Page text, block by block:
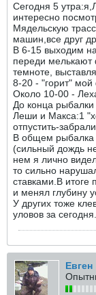
Сегодня 5
интересно
Мядельскую
машин,все друг
В 6-15 выходим
переди мелькают
темноте,
8-20 - "горит"
Около 10-00 -
До конца
Леши и Макса:1
отпустить-
В общем рыбалка
(сильный дождь
нем я лично
то сильно
ставками.В
и менял глубину
У других тоже
уловов за сегодня.
Евген